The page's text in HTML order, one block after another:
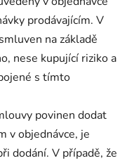
prodávajícím. V
na základě
nese kupující riziko a
s tímto
povinen dodat
v objednávce, je
dodání. V případě, že